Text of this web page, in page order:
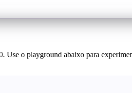
o playground abaixo para